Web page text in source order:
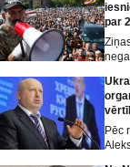
par
Pēc